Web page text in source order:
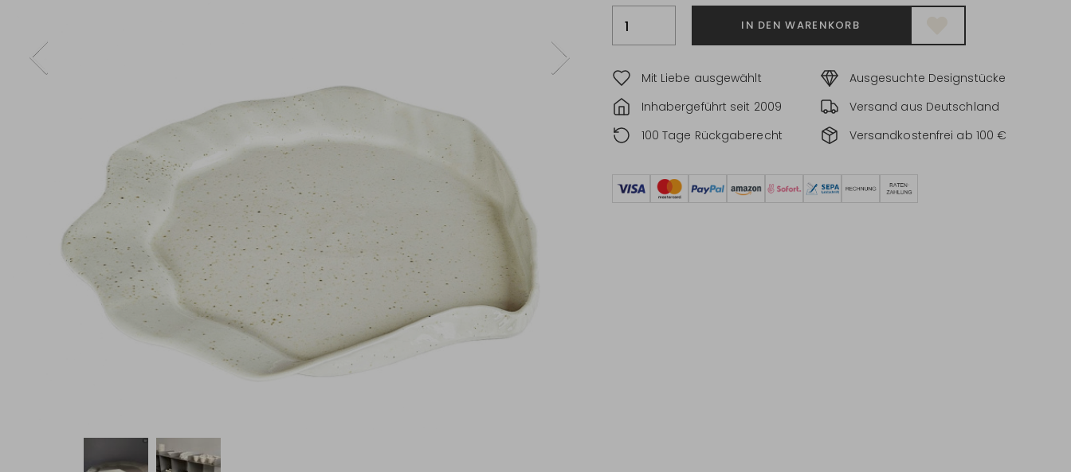
IN DEN WARENKORB
Mit Liebe ausgewählt
Ausgesuchte Designstücke
Inhabergeführt seit 2009
Versand aus Deutschland
100 Tage Rückgaberecht
Versandkostenfrei ab 100 €